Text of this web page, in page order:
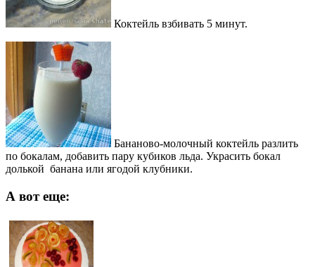
Коктейль взбивать 5 минут.
Бананово-молочный коктейль разлить
по бокалам, добавить пару кубиков льда. Украсить бокал
долькой банана или ягодой клубники.
А вот еще: